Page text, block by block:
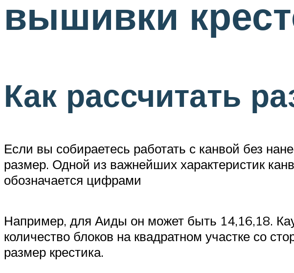
вышивки
Как рассчитать
Если вы собираетесь работать с канвой без
размер. Одной из важнейших характеристик
обозначается цифрами
Например, для Аиды он может быть 14,16,18.
количество блоков на квадратном участке со
размер крестика.